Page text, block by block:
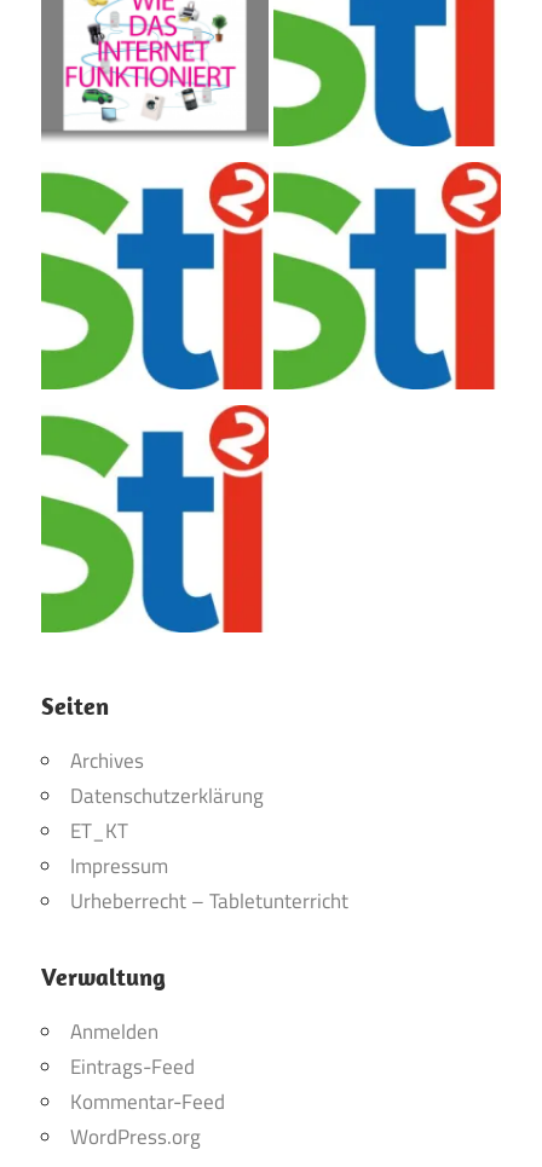
Seiten
Archives
Datenschutzerklärung
ET_KT
Impressum
Urheberrecht – Tabletunterricht
Verwaltung
Anmelden
Eintrags-Feed
Kommentar-Feed
WordPress.org